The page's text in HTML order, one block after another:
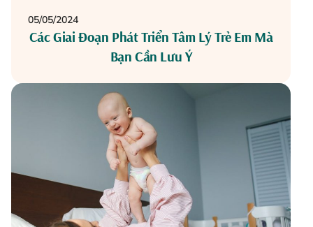
05/05/2024
Các Giai Đoạn Phát Triển Tâm Lý Trẻ Em Mà
Bạn Cần Lưu Ý